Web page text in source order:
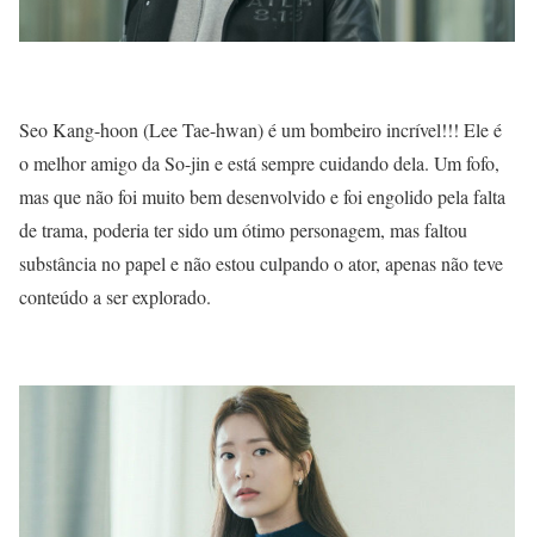
Seo Kang-hoon (Lee Tae-hwan) é um bombeiro incrível!!! Ele é
o melhor amigo da So-jin e está sempre cuidando dela. Um fofo,
mas que não foi muito bem desenvolvido e foi engolido pela falta
de trama, poderia ter sido um ótimo personagem, mas faltou
substância no papel e não estou culpando o ator, apenas não teve
conteúdo a ser explorado.